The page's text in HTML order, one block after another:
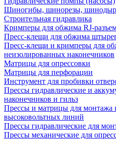
Шиногибы, шинорезы,
Строительная гидравлика
Кримперы для обжима RJ-
Пресс-клещи для обжима
Пресс-клещи и кримперы для
неизолированных наконечников
Матрицы для опрессовки
Матрицы для перфорации
Инструмент для пробивки
Прессы гидравлические и
наконечников и гильз
Прессы и матрицы для монтажа
высоковольтных линий
Прессы гидравлические для
Прессы механические для